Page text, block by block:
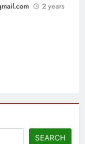
2 years
SEARCH